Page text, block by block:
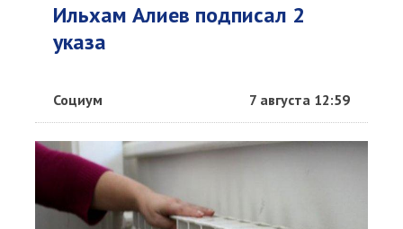
Ильхам Алиев подписал 2
указа
Социум 7 августа 12:59